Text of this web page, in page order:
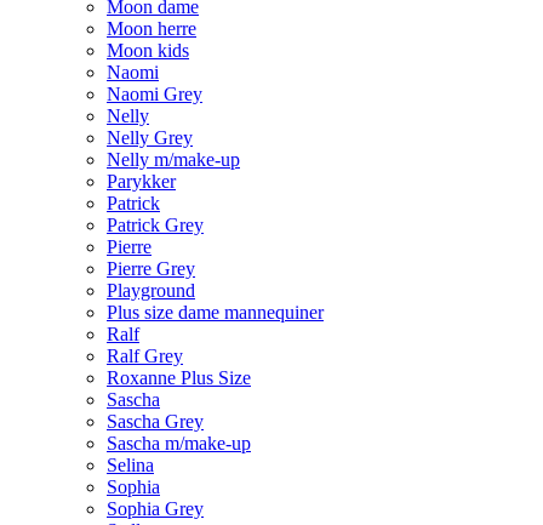
Moon dame
Moon herre
Moon kids
Naomi
Naomi Grey
Nelly
Nelly Grey
Nelly m/make-up
Parykker
Patrick
Patrick Grey
Pierre
Pierre Grey
Playground
Plus size dame mannequiner
Ralf
Ralf Grey
Roxanne Plus Size
Sascha
Sascha Grey
Sascha m/make-up
Selina
Sophia
Sophia Grey